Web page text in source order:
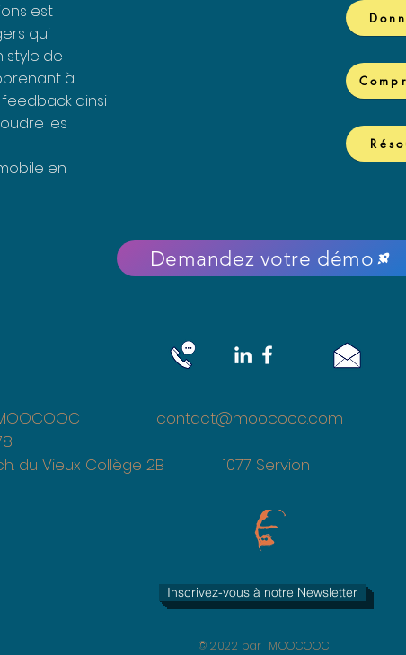
est
qui
style de
à
ainsi
les
en
Demandez votre démo
contact@moocooc.com +41
du Vieux Collège 2B 1077
Inscrivez-vous à notre Newsletter
© 2022 par MOOCOOC